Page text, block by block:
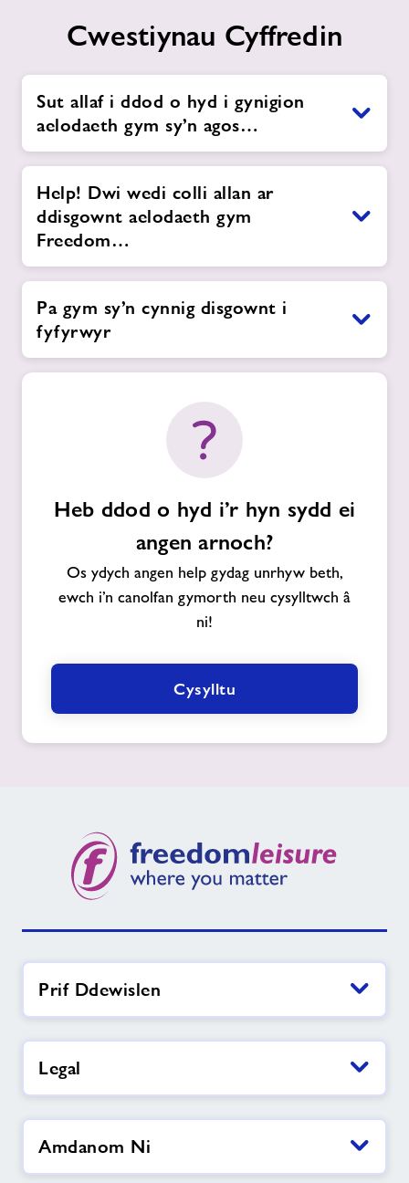
Cwestiynau Cyffredin
Sut allaf i ddod o hyd i gynigion
aelodaeth gym sy’n agos…
Help! Dwi wedi colli allan ar
ddisgownt aelodaeth gym
Freedom…
Pa gym sy’n cynnig disgownt i
fyfyrwyr
Heb ddod o hyd i’r hyn sydd ei
angen arnoch?
Os ydych angen help gydag unrhyw beth,
ewch i’n canolfan gymorth neu cysylltwch â
ni!
Cysylltu
Prif Ddewislen
Legal
Amdanom Ni